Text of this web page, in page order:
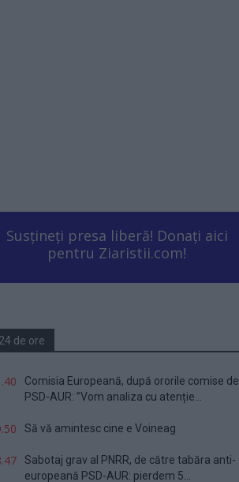
Susțineți presa liberă! Donați aici
pentru Ziaristii.com!
24 de ore
Comisia Europeană, după ororile comise de
PSD-AUR: ”Vom analiza cu atenție...
Să vă amintesc cine e Voineag
Sabotaj grav al PNRR, de către tabăra anti-
europeană PSD-AUR: pierdem 5...